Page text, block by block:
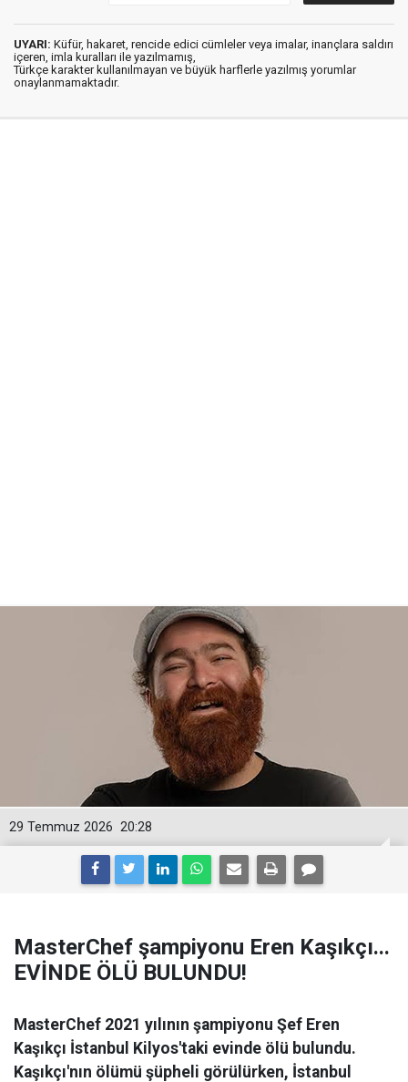
UYARI: Küfür, hakaret, rencide edici cümleler veya imalar, inançlara saldırı
içeren, imla kuralları ile yazılmamış,
Türkçe karakter kullanılmayan ve büyük harflerle yazılmış yorumlar
onaylanmamaktadır.
20:28
29 Temmuz 2026
MasterChef şampiyonu Eren Kaşıkçı...
EVİNDE ÖLÜ BULUNDU!
MasterChef 2021 yılının şampiyonu Şef Eren
Kaşıkçı İstanbul Kilyos'taki evinde ölü bulundu.
Kaşıkçı'nın ölümü şüpheli görülürken, İstanbul